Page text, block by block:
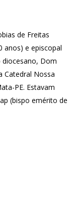
de Freitas
anos) e episcopal
diocesano, Dom
Catedral Nossa
PE. Estavam
(bispo emérito de